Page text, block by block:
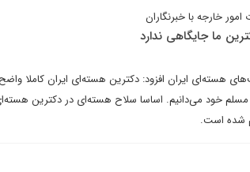
خارجه با خبرنگاران
ما جایگاهی ندارد
هسته‌ای ایران افزود: دکترین هسته‌ای ایران کاملا
خود می‌دانیم. اساسا سلاح هسته‌ای در دکترین
شده است.